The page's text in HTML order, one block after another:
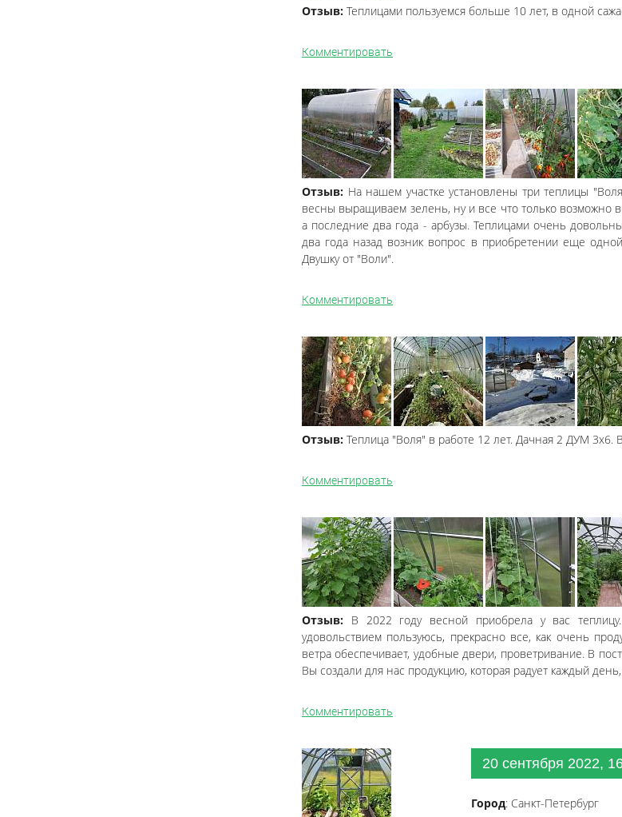
Отзыв: Теплицами пользуемся больше 10 лет, в одной
Комментировать
Отзыв: На нашем участке установлены три теплицы
весны выращиваем зелень, ну и все что только возможно
а последние два года - арбузы. Теплицами очень
два года назад возник вопрос в приобретении еще
Двушку от "Воли".
Комментировать
Отзыв: Теплица "Воля" в работе 12 лет. Дачная 2 ДУМ
Комментировать
Отзыв: В 2022 году весной приобрела у вас
удовольствием пользуюсь, прекрасно все, как очень
ветра обеспечивает, удобные двери, проветривание. В
Вы создали для нас продукцию, которая радует каждый
Комментировать
20 сентября 2022,
Город: Санкт-Петербург